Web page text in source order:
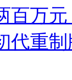
百万
代重